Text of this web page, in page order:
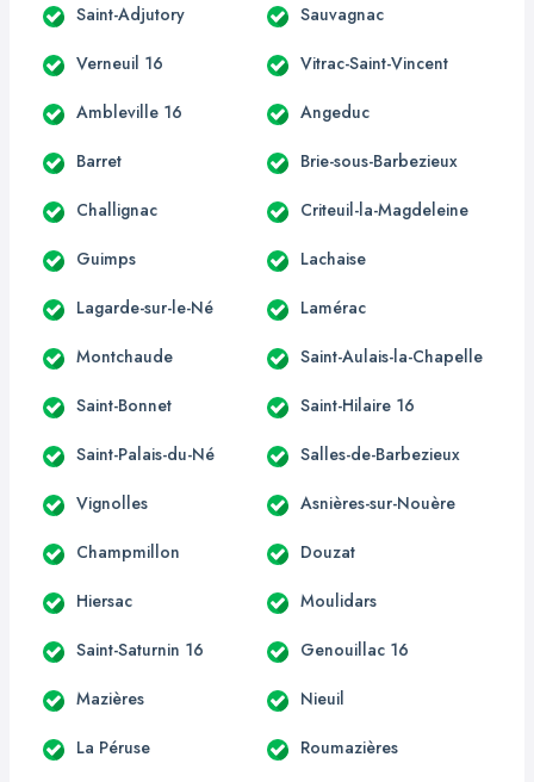
Saint-Adjutory Sauvagnac
Verneuil 16 Vitrac-Saint-Vincent
Ambleville 16 Angeduc
Barret Brie-sous-Barbezieux
Challignac Criteuil-la-Magdeleine
Guimps Lachaise
Lagarde-sur-le-Né Lamérac
Montchaude Saint-Aulais-la-Chapelle
Saint-Bonnet Saint-Hilaire 16
Saint-Palais-du-Né Salles-de-Barbezieux
Vignolles Asnières-sur-Nouère
Champmillon Douzat
Hiersac Moulidars
Saint-Saturnin 16 Genouillac 16
Mazières Nieuil
La Péruse Roumazières